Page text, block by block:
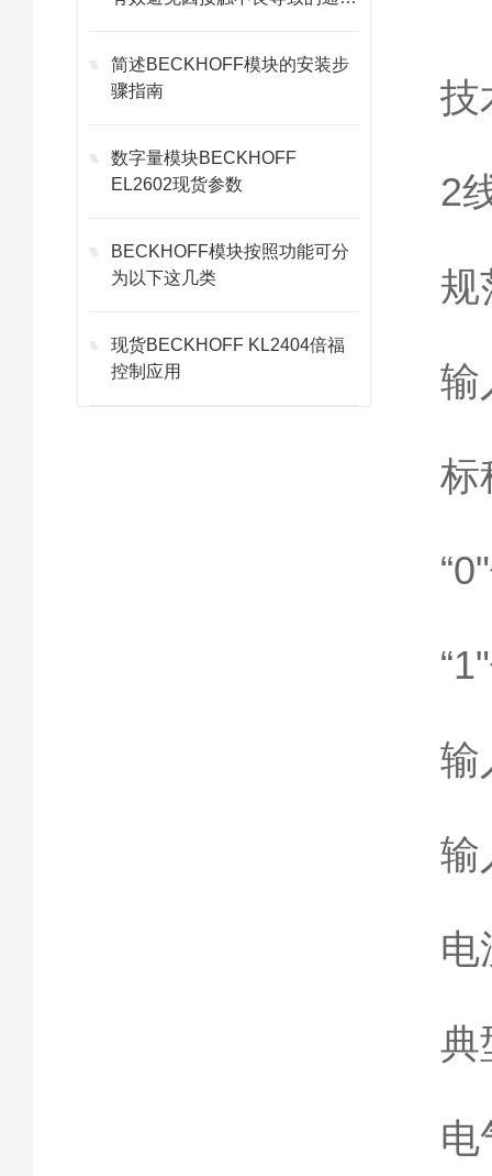
简述BECKHOFF模块的安装步
骤指南
数字量模块BECKHOFF
EL2602现货参数
BECKHOFF模块按照功能可分
为以下这几类
现货BECKHOFF KL2404倍福
控制应用
技
2
规
输
标
输
输
电
典
电